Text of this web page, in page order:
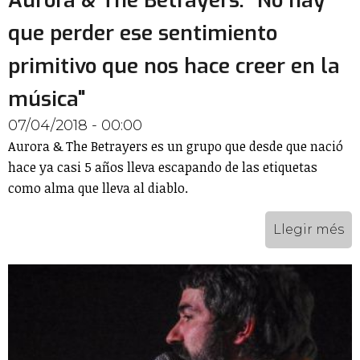
que perder ese sentimiento
primitivo que nos hace creer en la
música"
07/04/2018 - 00:00
Aurora & The Betrayers es un grupo que desde que nació
hace ya casi 5 años lleva escapando de las etiquetas
como alma que lleva al diablo.
Llegir més